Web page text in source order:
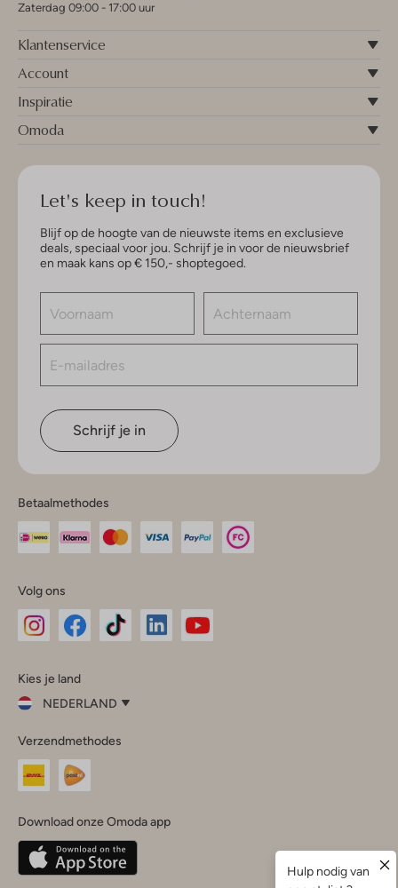
Zaterdag 09:00 - 17:00 uur
Klantenservice
Account
Inspiratie
Omoda
Let's keep in touch!
Blijf op de hoogte van de nieuwste items en exclusieve
deals, speciaal voor jou. Schrijf je in voor de nieuwsbrief
en maak kans op € 150,- shoptegoed.
Schrijf je in
Betaalmethodes
Volg ons
InstagramFacebook
Kies je land
NEDERLAND
je
land
Nederland
Belgique(Français)
Deutschland
Verzendmethodes
Download onze Omoda app